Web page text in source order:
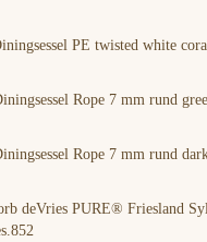
PE twisted white
Rope 7 mm rund
Rope 7 mm rund
deVries PURE® Friesland